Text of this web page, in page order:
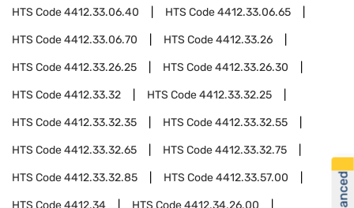
HTS Code4412.33.06.40 HTS Code4412.33.06.65
HTS Code4412.33.06.70 HTS Code4412.33.26
HTS Code4412.33.26.25 HTS Code4412.33.26.30
HTS Code4412.33.32 HTS Code4412.33.32.25
HTS Code4412.33.32.35 HTS Code4412.33.32.55
HTS Code4412.33.32.65 HTS Code4412.33.32.75
HTS Code4412.33.32.85 HTS Code4412.33.57.00
HTS Code4412.34 HTS Code4412.34.26.00